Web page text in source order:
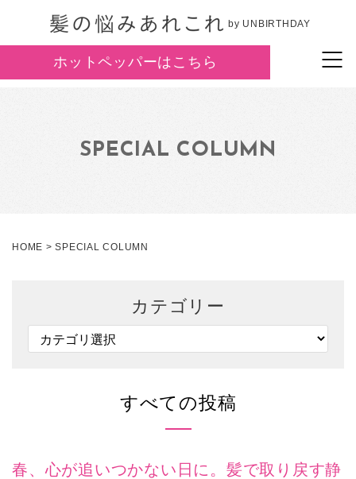
by UNBIRTHDAY
ホットペッパーはこちら
SPECIAL COLUMN
HOME >SPECIAL COLUMN
カテゴリー
すべての投稿
春、心が追いつかない日に。髪で取り戻す静